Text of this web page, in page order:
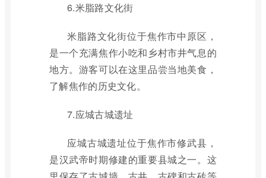
6.米脂路文化街
米脂路文化街位于焦作市中原区，
是一个充满焦作小吃和乡村市井气息的
地方。游客可以在这里品尝当地美食，
了解焦作的历史文化。
7.应城古城遗址
应城古城遗址位于焦作市修武县，
是汉武帝时期修建的重要县城之一。这